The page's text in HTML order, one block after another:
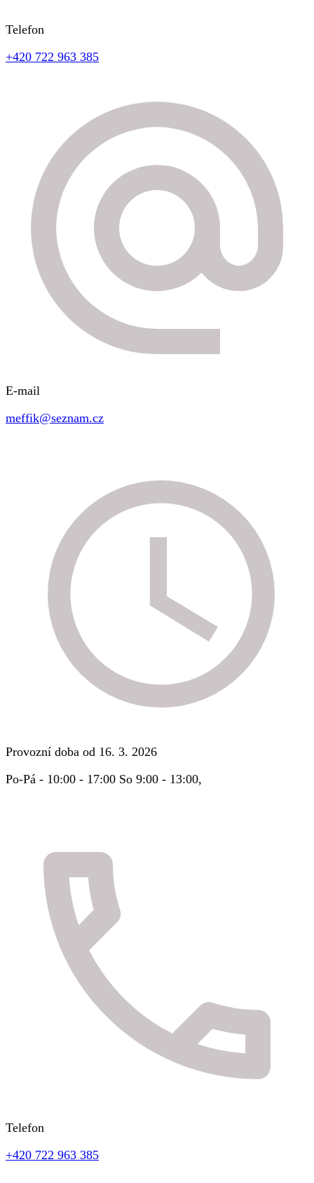
Telefon
+420 722 963 385
E-mail
meffik@seznam.cz
Provozní doba od 16. 3. 2026
Po-Pá - 10:00 - 17:00 So 9:00 - 13:00,
Telefon
+420 722 963 385